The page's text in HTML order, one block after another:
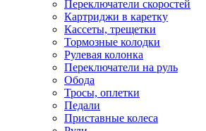
Переключатели скоростей
Картриджи в каретку
Кассеты, трещетки
Тормозные колодки
Рулевая колонка
Переключатели на руль
Обода
Тросы, оплетки
Педали
Приставные колеса